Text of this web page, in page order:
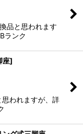
品と思われます
ランク
座]
われますが、詳